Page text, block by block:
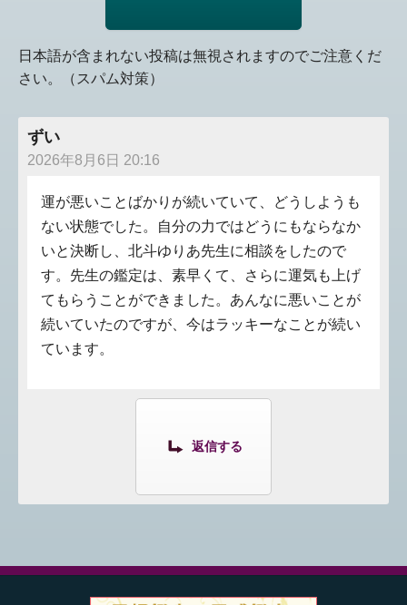
日本語が含まれない投稿は無視されますのでご注意くだ
さい。（スパム対策）
ずい
2026年8月6日 20:16
運が悪いことばかりが続いていて、どうしようも
ない状態でした。自分の力ではどうにもならなか
いと決断し、北斗ゆりあ先生に相談をしたので
す。先生の鑑定は、素早くて、さらに運気も上げ
てもらうことができました。あんなに悪いことが
続いていたのですが、今はラッキーなことが続い
ています。
返信する